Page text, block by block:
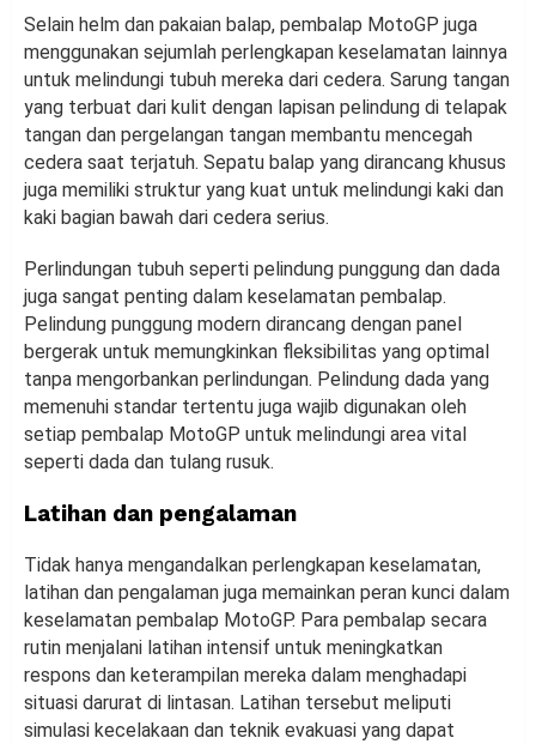
Selain helm dan pakaian balap, pembalap MotoGP juga
menggunakan sejumlah perlengkapan keselamatan lainnya
untuk melindungi tubuh mereka dari cedera. Sarung tangan
yang terbuat dari kulit dengan lapisan pelindung di telapak
tangan dan pergelangan tangan membantu mencegah
cedera saat terjatuh. Sepatu balap yang dirancang khusus
juga memiliki struktur yang kuat untuk melindungi kaki dan
kaki bagian bawah dari cedera serius.
Perlindungan tubuh seperti pelindung punggung dan dada
juga sangat penting dalam keselamatan pembalap.
Pelindung punggung modern dirancang dengan panel
bergerak untuk memungkinkan fleksibilitas yang optimal
tanpa mengorbankan perlindungan. Pelindung dada yang
memenuhi standar tertentu juga wajib digunakan oleh
setiap pembalap MotoGP untuk melindungi area vital
seperti dada dan tulang rusuk.
Latihan dan pengalaman
Tidak hanya mengandalkan perlengkapan keselamatan,
latihan dan pengalaman juga memainkan peran kunci dalam
keselamatan pembalap MotoGP. Para pembalap secara
rutin menjalani latihan intensif untuk meningkatkan
respons dan keterampilan mereka dalam menghadapi
situasi darurat di lintasan. Latihan tersebut meliputi
simulasi kecelakaan dan teknik evakuasi yang dapat